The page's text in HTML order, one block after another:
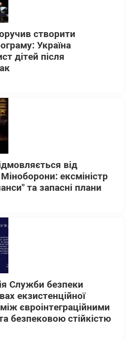
створити
Україна
дітей після
від
ексміністр
та запасні плани
Служби безпеки
екзистенційної
євроінтеграційними
безпековою стійкістю